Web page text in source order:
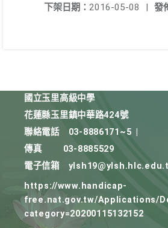
發
下架日期： 2016-05-08
|
國立玉里高級中學
花蓮縣玉里鎮中華路424號
聯絡電話
03-8886171~5
傳真
03-8885529
電子信箱
https://www.handicap-
free.nat.gov.tw/Applications/
category=20200115132152